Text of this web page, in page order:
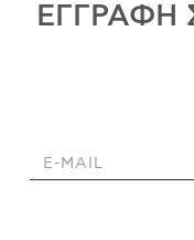
ΕΓΓΡΑΦΗ